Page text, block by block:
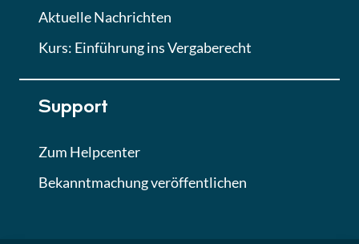
Aktuelle Nachrichten
Kurs: Einführung ins Vergaberecht
Support
Zum Helpcenter
Bekanntmachung veröffentlichen